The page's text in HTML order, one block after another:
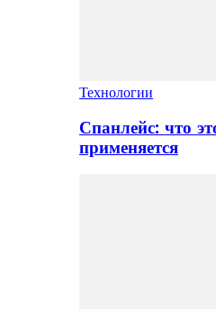
Технологии
Спанлейс: что
применяется